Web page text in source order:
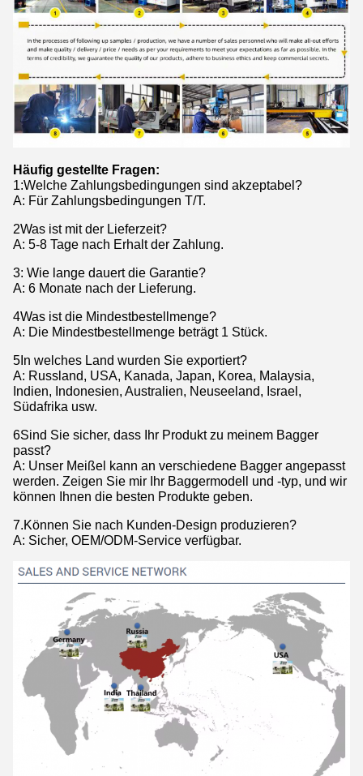
Häufig gestellte Fragen:
1:Welche Zahlungsbedingungen sind akzeptabel?
A: Für Zahlungsbedingungen T/T.
2Was ist mit der Lieferzeit?
A: 5-8 Tage nach Erhalt der Zahlung.
3: Wie lange dauert die Garantie?
A: 6 Monate nach der Lieferung.
4Was ist die Mindestbestellmenge?
A: Die Mindestbestellmenge beträgt 1 Stück.
5In welches Land wurden Sie exportiert?
A: Russland, USA, Kanada, Japan, Korea, Malaysia,
Indien, Indonesien, Australien, Neuseeland, Israel,
Südafrika usw.
6Sind Sie sicher, dass Ihr Produkt zu meinem Bagger
passt?
A: Unser Meißel kann an verschiedene Bagger angepasst
werden. Zeigen Sie mir Ihr Baggermodell und -typ, und wir
können Ihnen die besten Produkte geben.
7.Können Sie nach Kunden-Design produzieren?
A: Sicher, OEM/ODM-Service verfügbar.